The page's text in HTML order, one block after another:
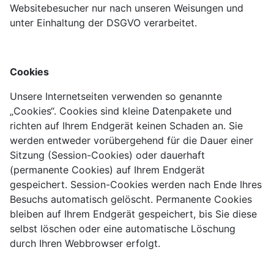
Websitebesucher nur nach unseren Weisungen und
unter Einhaltung der DSGVO verarbeitet.
Cookies
Unsere Internetseiten verwenden so genannte
„Cookies“. Cookies sind kleine Datenpakete und
richten auf Ihrem Endgerät keinen Schaden an. Sie
werden entweder vorübergehend für die Dauer einer
Sitzung (Session-Cookies) oder dauerhaft
(permanente Cookies) auf Ihrem Endgerät
gespeichert. Session-Cookies werden nach Ende Ihres
Besuchs automatisch gelöscht. Permanente Cookies
bleiben auf Ihrem Endgerät gespeichert, bis Sie diese
selbst löschen oder eine automatische Löschung
durch Ihren Webbrowser erfolgt.